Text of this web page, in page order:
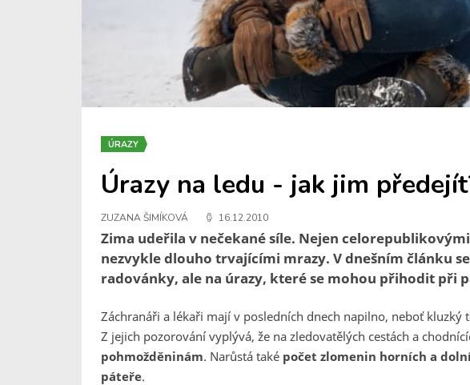
ÚRAZY
Úrazy na ledu - jak jim
ZUZANA ŠIMÍKOVÁ 16.12.2010
Zima udeřila v nečekané síle. Nejen
nezvykle dlouho trvajícími mrazy. V dnešním článku
radovánky, ale na úrazy, které se mohou přihodit při
Záchranáři a lékaři mají v posledních dnech napilno, neboť
Z jejich pozorování vyplývá, že na zledovatělých cestách a
pohmožděninám. Narůstá také počet zlomenin horních a
páteře.